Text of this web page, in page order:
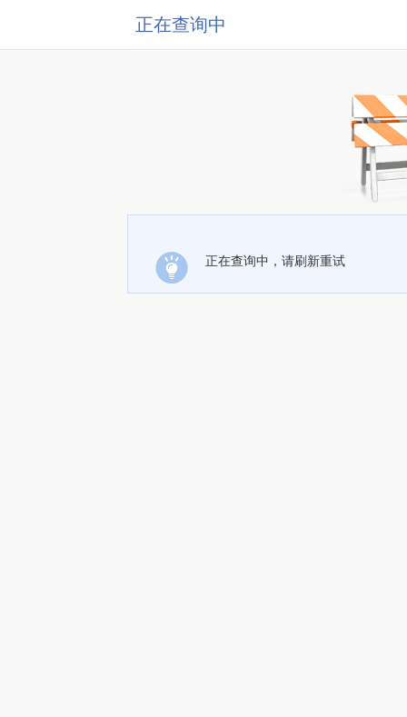
正在查询中
正在查询中，请刷新重试